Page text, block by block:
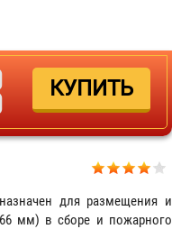
для размещения и
мм) в сборе и пожарного